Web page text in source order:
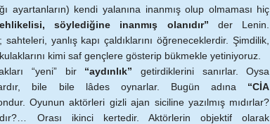
ayartanların) kendi yalanına inanmış olup olmaması hiç
söylediğine inanmış olanıdır” der Lenin.
yanlış kapı çaldıklarını öğreneceklerdir. Şimdilik,
kimi saf gençlere gösterip bükmekle yetiniyoruz.
“yeni” bir “aydınlık” getirdiklerini sanırlar. Oysa
bile bile lâdes oynarlar. Bugün adına “CİA
Oyunun aktörleri gizli ajan siciline yazılmış mıdırlar?
Orası ikinci kertedir. Aktörlerin objektif olarak